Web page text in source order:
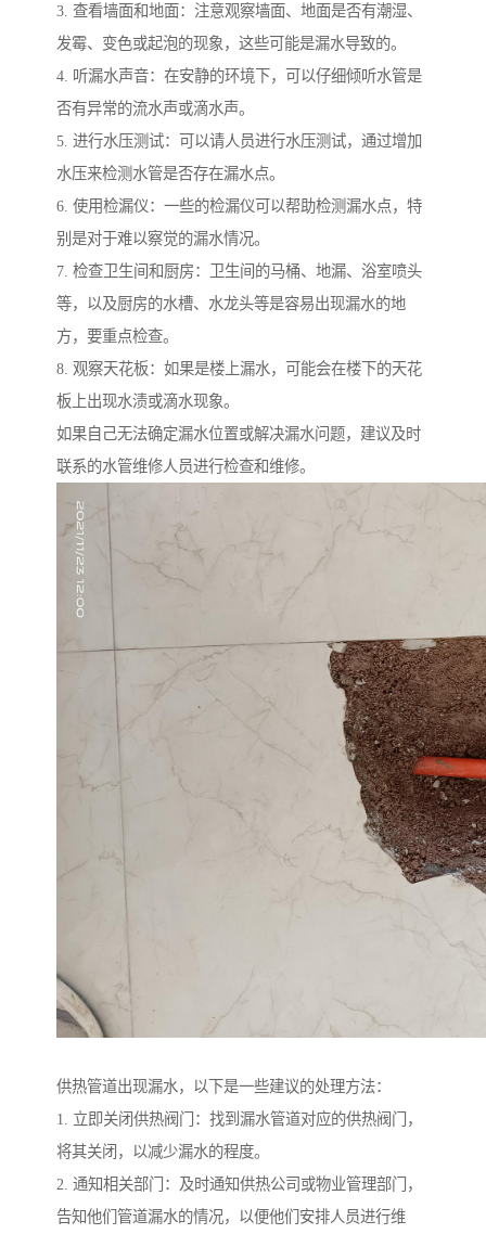
3. 查看墙面和地面：注意观察墙面、地面是否有潮湿、
发霉、变色或起泡的现象，这些可能是漏水导致的。
4. 听漏水声音：在安静的环境下，可以仔细倾听水管是
否有异常的流水声或滴水声。
5. 进行水压测试：可以请人员进行水压测试，通过增加
水压来检测水管是否存在漏水点。
6. 使用检漏仪：一些的检漏仪可以帮助检测漏水点，特
别是对于难以察觉的漏水情况。
7. 检查卫生间和厨房：卫生间的马桶、地漏、浴室喷头
等，以及厨房的水槽、水龙头等是容易出现漏水的地
方，要重点检查。
8. 观察天花板：如果是楼上漏水，可能会在楼下的天花
板上出现水渍或滴水现象。
如果自己无法确定漏水位置或解决漏水问题，建议及时
联系的水管维修人员进行检查和维修。
供热管道出现漏水，以下是一些建议的处理方法：
1. 立即关闭供热阀门：找到漏水管道对应的供热阀门，
将其关闭，以减少漏水的程度。
2. 通知相关部门：及时通知供热公司或物业管理部门，
告知他们管道漏水的情况，以便他们安排人员进行维